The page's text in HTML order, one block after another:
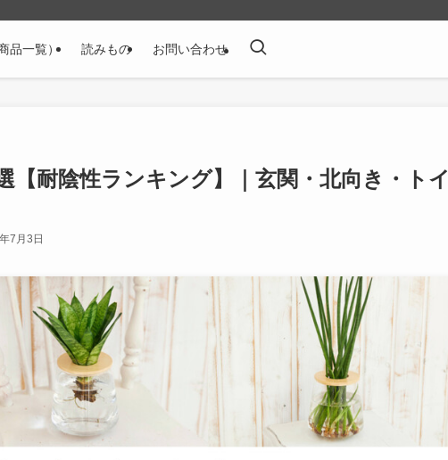
品一覧） 読みもの お問い合わせ
【耐陰性ランキング】｜玄関・北向き・トイ
7月3日